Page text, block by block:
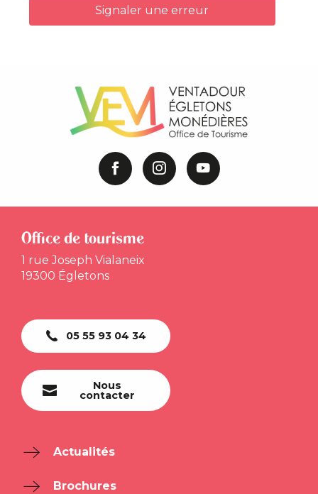
Signaler une erreur
Office de tourisme
1 rue Joseph Vialaneix
19300 Égletons
05 55 93 04 34
Nous
contacter
Actualités
Brochures